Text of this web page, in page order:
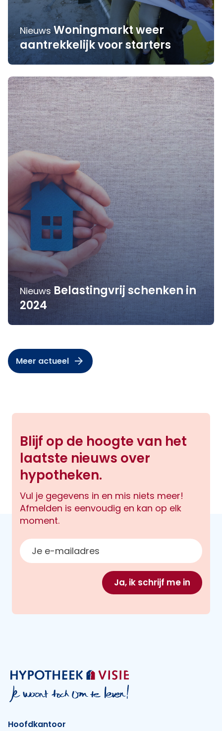
Nieuws Woningmarkt weer
aantrekkelijk voor starters
Nieuws Belastingvrij schenken in
2024
Meer actueel
Blijf op de hoogte van het
laatste nieuws over
hypotheken.
Vul je gegevens in en mis niets meer!
Afmelden is eenvoudig en kan op elk
moment.
E-mailadres
Ja, ik schrijf me in
Hoofdkantoor